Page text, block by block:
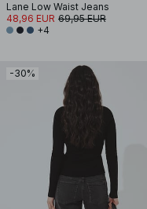
Lane Low Waist Jeans
48,96 EUR 69,95 EUR
+4
-30%